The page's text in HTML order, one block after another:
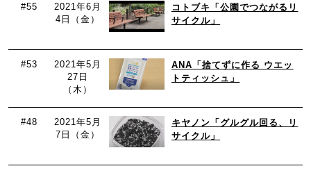
#55
2021年6月
4日（金）
コトブキ「公園でつながるリ
サイクル」
#53
2021年5月
27日
（木）
ANA「捨てずに作る ウエッ
トティッシュ」
#48
2021年5月
7日（金）
キヤノン「グルグル回る、リ
サイクル」